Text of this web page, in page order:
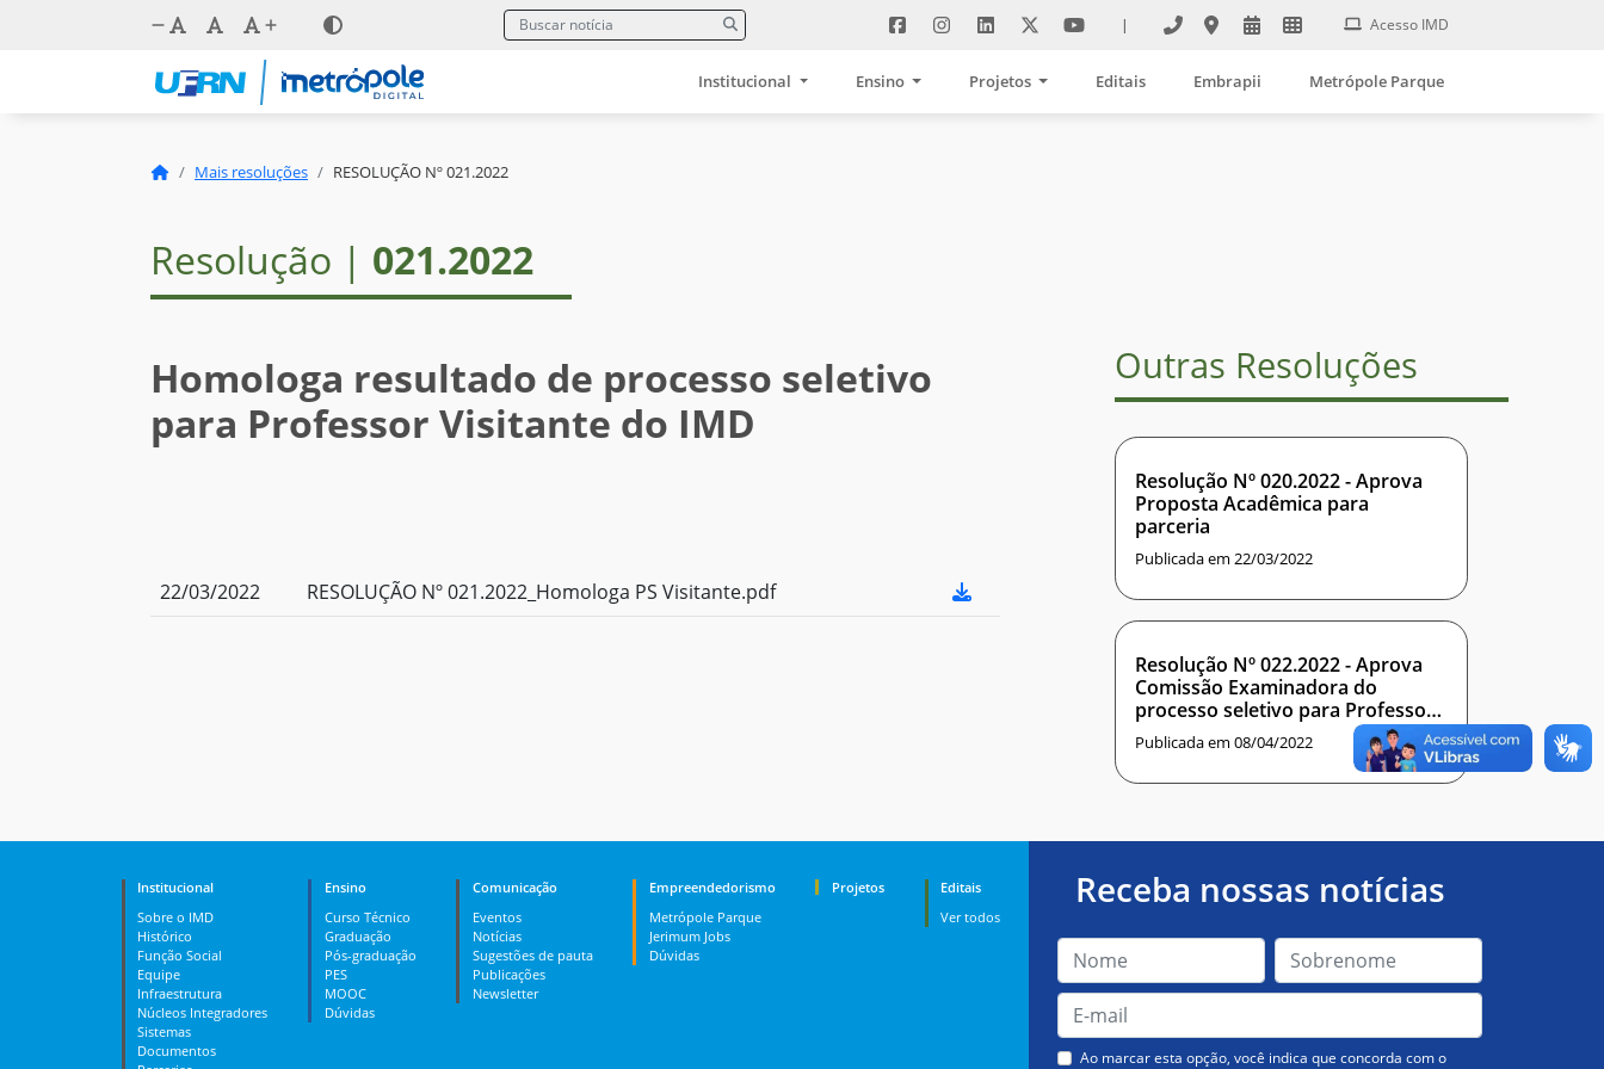
| Acesso IMD
Institucional Ensino Projetos Editais Embrapii Metrópole Parque
Mais resoluções RESOLUÇÃO Nº 021.2022
Resolução | 021.2022
Homologa resultado de processo seletivo
para Professor Visitante do IMD
22/03/2022 RESOLUÇÃO Nº 021.2022_Homologa PS Visitante.pdf
Outras Resoluções
Resolução Nº 020.2022 - Aprova
Proposta Acadêmica para
parceria
Publicada em 22/03/2022
Resolução Nº 022.2022 - Aprova
Comissão Examinadora do
processo seletivo para Professor
Substituto do IMD
Publicada em 08/04/2022
Institucional
Sobre o IMD
Histórico
Função Social
Equipe
Infraestrutura
Núcleos Integradores
Sistemas
Documentos
Ensino
Curso Técnico
Graduação
Pós-graduação
PES
MOOC
Dúvidas
Comunicação
Eventos
Notícias
Sugestões de pauta
Publicações
Newsletter
Empreendedorismo
Metrópole Parque
Jerimum Jobs
Dúvidas
Projetos
Editais
Ver todos
Receba nossas notícias
Ao marcar esta opção, você indica que concorda com o